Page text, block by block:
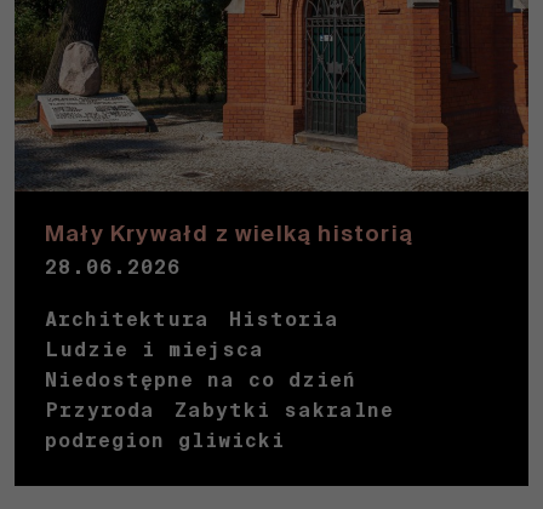
Mały Krywałd z wielką historią
28.06.2026
Architektura
Historia
Ludzie i miejsca
Niedostępne na co dzień
Przyroda
Zabytki sakralne
podregion gliwicki